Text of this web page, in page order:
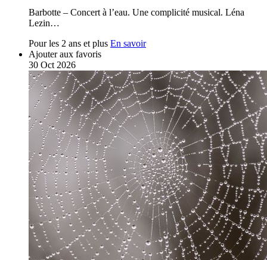
Barbotte – Concert à l’eau. Une complicité musical. Léna
Lezin…
Pour les 2 ans et plus En savoir
Ajouter aux favoris
30 Oct 2026